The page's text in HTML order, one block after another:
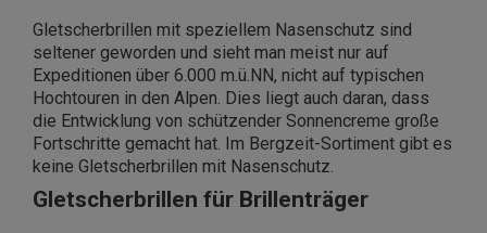
Gletscherbrillen mit speziellem Nasenschutz sind
seltener geworden und sieht man meist nur auf
Expeditionen über 6.000 m.ü.NN, nicht auf typischen
Hochtouren in den Alpen. Dies liegt auch daran, dass
die Entwicklung von schützender Sonnencreme große
Fortschritte gemacht hat. Im Bergzeit-Sortiment gibt es
keine Gletscherbrillen mit Nasenschutz.
Gletscherbrillen für Brillenträger